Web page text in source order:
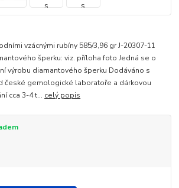
vzácnými rubíny 585/3,96 gr J-20307-11
šperku: viz. příloha foto Jedná se o
výrobu diamantového šperku Dodáváno s
české gemologické laboratoře a dárkovou
cca 3-4 t... celý popis